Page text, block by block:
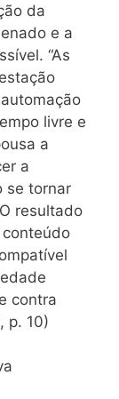
da
e a
“As
livre e
a
a
se tornar
resultado
contra
p. 10)